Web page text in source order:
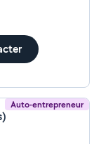
Auto-entrepreneur